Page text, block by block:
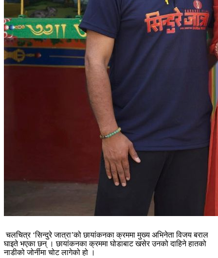
चलचित्र ‘सिन्दुरे जात्रा’को छायांकनका क्रममा मुख्य अभिनेता विजय बराल
घाइते भएका छन् । छायांकनका क्रममा घोडाबाट खसेर उनको दाहिने हातको
नाडीको जोर्नीमा चोट लागेको हो ।